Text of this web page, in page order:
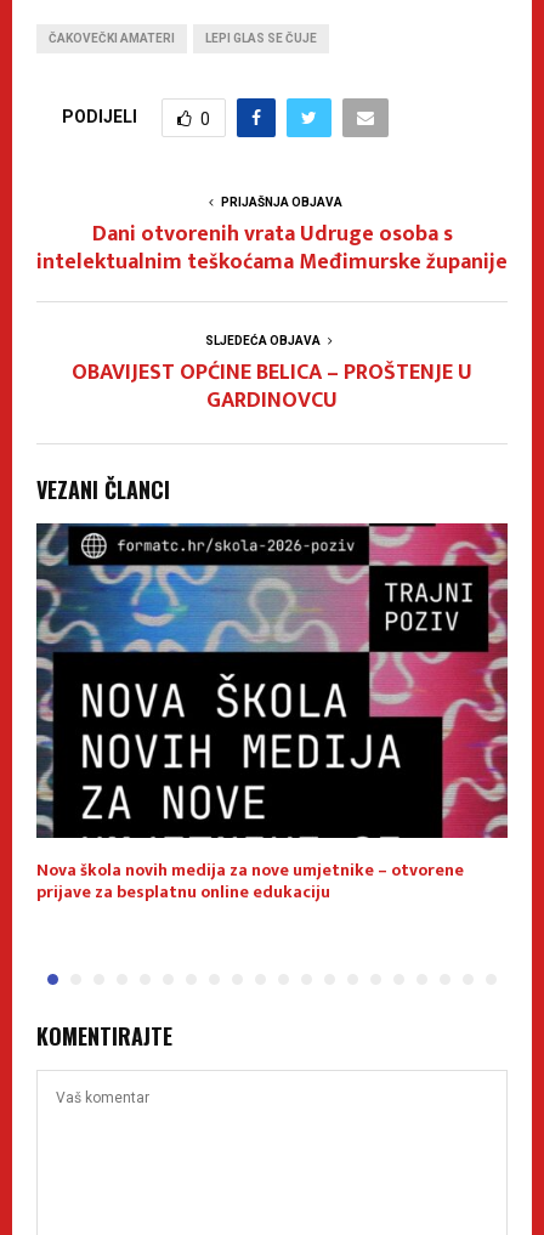
ČAKOVEČKI AMATERI LEPI GLAS SE ČUJE
PODIJELI 0
PRIJAŠNJA OBJAVA
Dani otvorenih vrata Udruge osoba s
intelektualnim teškoćama Međimurske županije
SLJEDEĆA OBJAVA
OBAVIJEST OPĆINE BELICA – PROŠTENJE U
GARDINOVCU
VEZANI ČLANCI
Nova škola novih medija za nove umjetnike – otvorene
prijave za besplatnu online edukaciju
KOMENTIRAJTE